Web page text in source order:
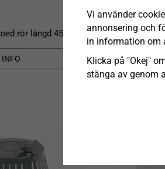
rör längd 450mm
INFO
Vi använder
annonsering och
in information om
Klicka på "Okej"
stänga av genom